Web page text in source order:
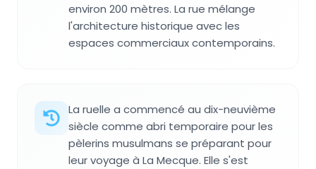
environ 200 mètres. La rue mélange
l'architecture historique avec les
espaces commerciaux contemporains.
La ruelle a commencé au dix-neuvième
siècle comme abri temporaire pour les
pèlerins musulmans se préparant pour
leur voyage à La Mecque. Elle s'est